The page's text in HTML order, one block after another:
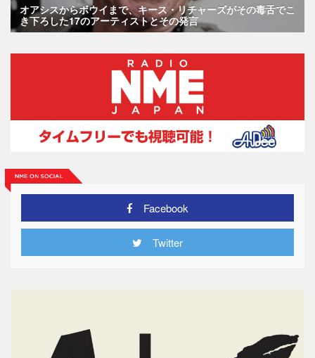
オアシスからボウイまで、キース・リチャーズがその毒舌でこ
き下ろした17のアーティストとその発言
Facebook
Twitter